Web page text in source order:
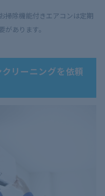
掃除機能付きエアコンは定期
あります。
リーニングを依頼